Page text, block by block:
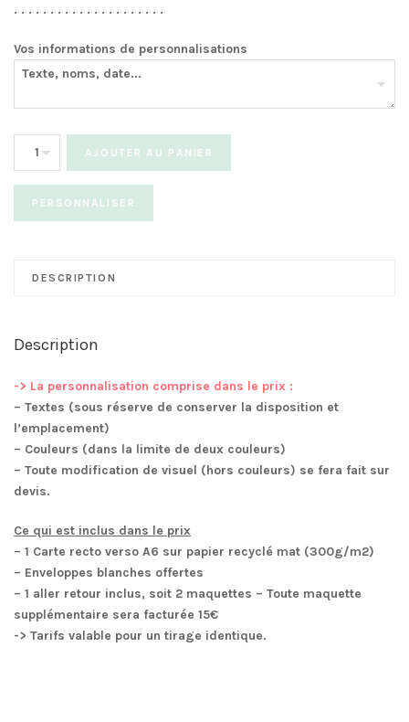
. . . . . . . . . . . . . . . . . . . . .
Vos informations de personnalisations
Remerciements
Embarquement
AJOUTER AU PANIER
PERSONNALISER
DESCRIPTION
Description
-> La personnalisation comprise dans le prix :
– Textes (sous réserve de conserver la disposition et
l’emplacement)
– Couleurs (dans la limite de deux couleurs)
– Toute modification de visuel (hors couleurs) se fera fait sur
devis.
Ce qui est inclus dans le prix
– 1 Carte recto verso A6 sur papier recyclé mat (300g/m2)
– Enveloppes blanches offertes
– 1 aller retour inclus, soit 2 maquettes – Toute maquette
supplémentaire sera facturée 15€
-> Tarifs valable pour un tirage identique.